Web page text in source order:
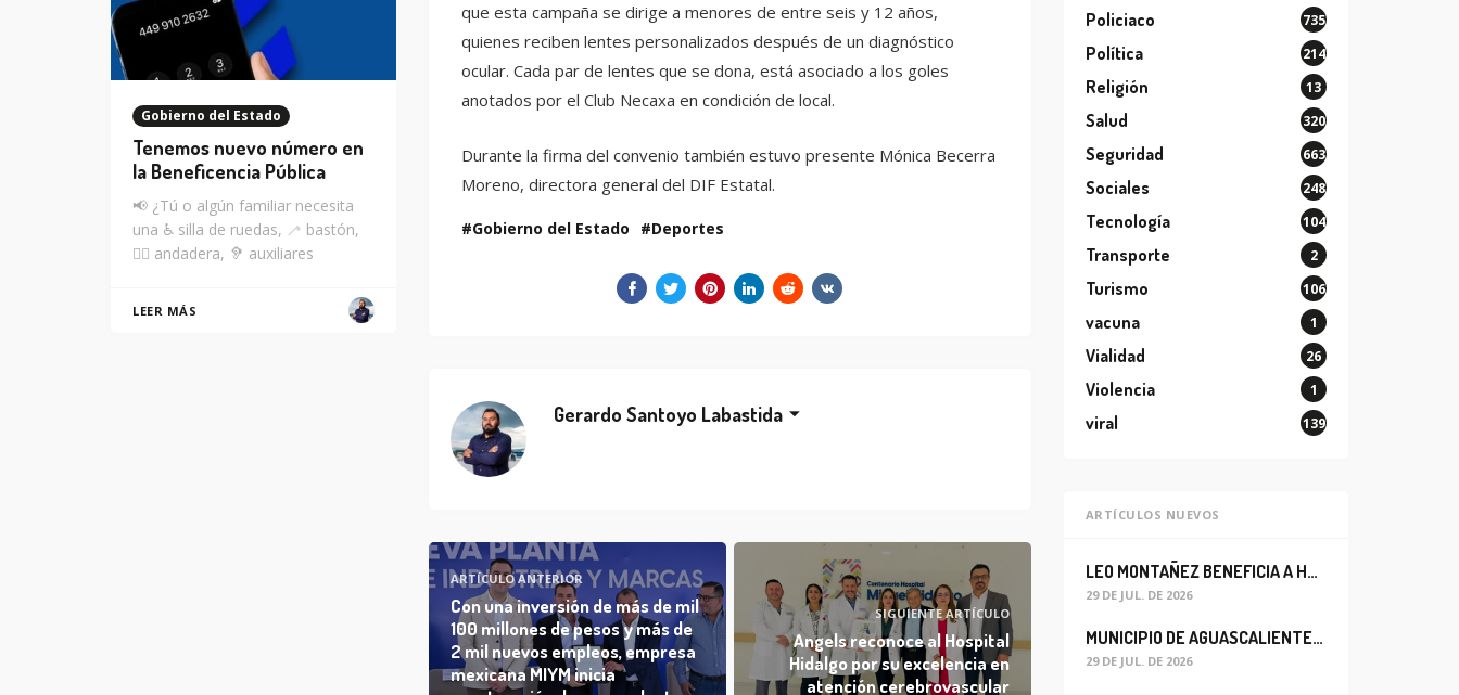
que esta campaña se dirige a menores de entre seis y 12 años,
quienes reciben lentes personalizados después de un diagnóstico
ocular. Cada par de lentes que se dona, está asociado a los goles
anotados por el Club Necaxa en condición de local.
Durante la firma del convenio también estuvo presente Mónica Becerra
Moreno, directora general del DIF Estatal.
Gobierno del Estado Deportes
Gerardo Santoyo Labastida
ARTÍCULO ANTERIOR
Con una inversión de más de mil
100 millones de pesos y más de
2 mil nuevos empleos, empresa
mexicana MIYM inicia
SIGUIENTE ARTÍCULO
Angels reconoce al Hospital
Hidalgo por su excelencia en
atención cerebrovascular
Gobierno del Estado
Tenemos nuevo número en
la Beneficencia Pública
📢 ¿Tú o algún familiar necesita
una ♿ silla de ruedas, 🦯 bastón,
🚶‍♂️ andadera, 🦻 auxiliares
LEER MÁS
Policiaco 735
Política 214
Religión 13
Salud 320
Seguridad 663
Sociales 248
Tecnología 104
Transporte 2
Turismo 106
vacuna 1
Vialidad 26
Violencia 1
viral 139
ARTÍCULOS NUEVOS
LEO MONTAÑEZ BENEFICIA A HABITANTES DEL BARRIO DE LA SALUD CON MEJORA DEL ALCANTARILLADO SANITARIO
29 DE JUL. DE 2026
MUNICIPIO DE AGUASCALIENTES REABRE CIRCULACIÓN VEHICULAR EN LA CALLE JOSEFA ORTIZ DE DOMÍNGUEZ
29 DE JUL. DE 2026